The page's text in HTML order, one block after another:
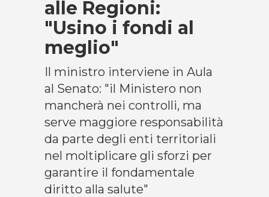
alle Regioni:
"Usino i fondi al
meglio"
Il ministro interviene in Aula
al Senato: "il Ministero non
mancherà nei controlli, ma
serve maggiore responsabilità
da parte degli enti territoriali
nel moltiplicare gli sforzi per
garantire il fondamentale
diritto alla salute"